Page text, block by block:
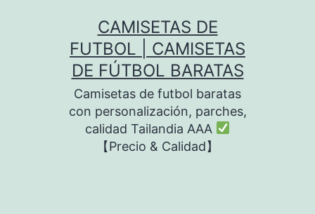
CAMISETAS DE
FUTBOL | CAMISETAS
DE FÚTBOL BARATAS
Camisetas de futbol baratas
con personalización, parches,
calidad Tailandia AAA
【Precio & Calidad】